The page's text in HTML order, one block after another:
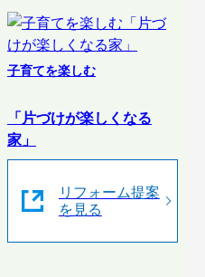
子育てを楽しむ
「片づけが楽しくなる
家」
リフォーム提案
を見る